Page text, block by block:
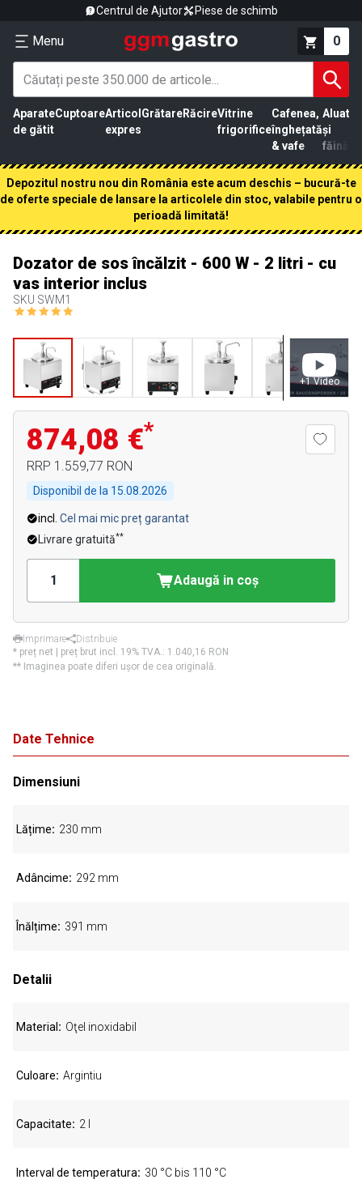
Centrul de Ajutor Piese de schimb
Menu 0
Aparate
de gătit
CuptoareArticol
expres
GrătareRăcireVitrine
frigorifice
Cafenea,
înghețată
& vafe
Aluat
și
făină
Depozitul nostru nou din România este acum deschis – bucură-te
de oferte speciale de lansare la articolele din stoc, valabile pentru o
perioadă limitată!
Dozator de sos încălzit - 600 W - 2 litri - cu
vas interior inclus
SKU SWM1
+1 Video
874,08 €*
RRP 1.559,77 RON
Disponibil de la 15.08.2026
incl. Cel mai mic preț garantat
Livrare gratuită**
Adaugă in coş
Imprimare
Distribuie
* preț net | preț brut incl. 19% TVA.: 1.040,16 RON
** Imaginea poate diferi ușor de cea originală.
Date Tehnice
Dimensiuni
Lățime 230 mm
Adâncime 292 mm
Înălțime 391 mm
Detalii
Material Oţel inoxidabil
Culoare Argintiu
Capacitate 2 l
Interval de temperatura 30 °C bis 110 °C